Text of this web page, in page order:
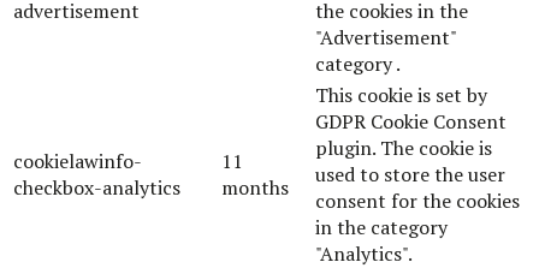
advertisement
the cookies in the
"Advertisement"
category .
cookielawinfo-
checkbox-analytics
11
months
This cookie is set by
GDPR Cookie Consent
plugin. The cookie is
used to store the user
consent for the cookies
in the category
"Analytics".